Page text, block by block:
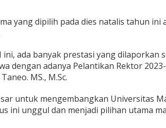
yang dipilih pada dies natalis tahun ini
ini, ada banyak prestasi yang dilaporkan
dengan adanya Pelantikan Rektor
MS., M.Sc.
untuk mengembangkan Universitas
ini unggul dan menjadi pilihan utama